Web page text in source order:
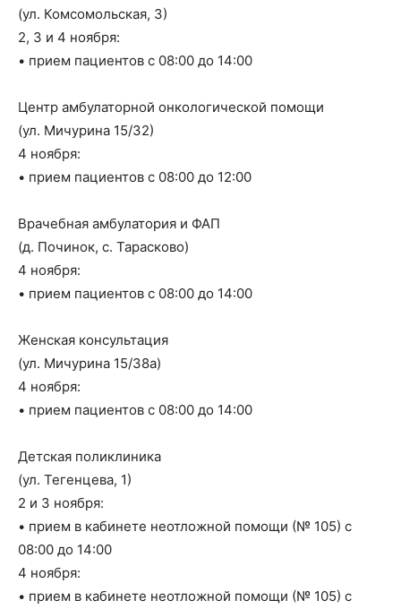
(ул. Комсомольская, 3)
2, 3 и 4 ноября:
• прием пациентов с 08:00 до 14:00
Центр амбулаторной онкологической помощи
(ул. Мичурина 15/32)
4 ноября:
• прием пациентов с 08:00 до 12:00
Врачебная амбулатория и ФАП
(д. Починок, с. Тарасково)
4 ноября:
• прием пациентов с 08:00 до 14:00
Женская консультация
(ул. Мичурина 15/38а)
4 ноября:
• прием пациентов с 08:00 до 14:00
Детская поликлиника
(ул. Тегенцева, 1)
2 и 3 ноября:
• прием в кабинете неотложной помощи (№ 105) с
08:00 до 14:00
4 ноября:
• прием в кабинете неотложной помощи (№ 105) с